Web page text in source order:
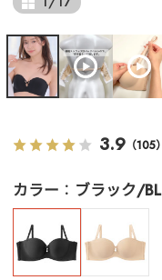
3.9 （105）
カラー ブラック/BL